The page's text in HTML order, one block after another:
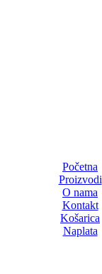
Početna
Proizvodi
O nama
Kontakt
Košarica
Naplata